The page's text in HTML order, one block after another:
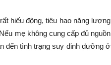
hiếu động, tiêu hao năng lượng
mẹ không cung cấp đủ nguồn
đến tình trạng suy dinh dưỡng ở